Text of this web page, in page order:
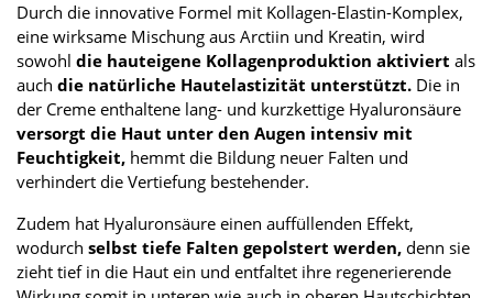
Durch die innovative Formel mit Kollagen-Elastin-Komplex,
eine wirksame Mischung aus Arctiin und Kreatin, wird
sowohl die hauteigene Kollagenproduktion aktiviert als
auch die natürliche Hautelastizität unterstützt. Die in
der Creme enthaltene lang- und kurzkettige Hyaluronsäure
versorgt die Haut unter den Augen intensiv mit
Feuchtigkeit, hemmt die Bildung neuer Falten und
verhindert die Vertiefung bestehender.
Zudem hat Hyaluronsäure einen auffüllenden Effekt,
wodurch selbst tiefe Falten gepolstert werden, denn sie
zieht tief in die Haut ein und entfaltet ihre regenerierende